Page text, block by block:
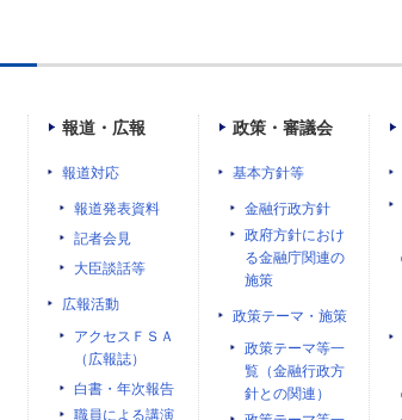
報道・広報
報道対応
報道発表資料
記者会見
大臣談話等
広報活動
アクセスＦＳＡ
（広報誌）
白書・年次報告
職員による講演
政策・審議会
基本方針等
金融行政方針
政府方針におけ
る金融庁関連の
施策
政策テーマ・施策
政策テーマ等一
覧（金融行政方
針との関連）